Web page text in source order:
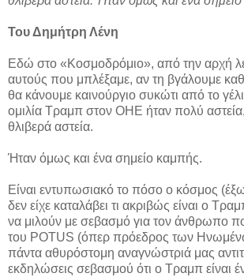
Του Δημήτρη Λένη
Εδώ στο «Κοσμοδρόμιο», από την αρχή
αυτούς που μπλέξαμε, αν τη βγάλουμε
θα κάνουμε καινούργιο συκώτι από το
ομιλία Τραμπ στον ΟΗΕ ήταν πολύ
θλιβερά αστεία.
Ήταν όμως και ένα σημείο καμπής.
Είναι εντυπωσιακό το πόσο ο κόσμος
δεν είχε καταλάβει τι ακριβώς είναι ο
να μιλούν με σεβασμό για τον άνθρωπο
του POTUS (όπερ πρόεδρος των
πάντα αθυρόστομη αναγνώστριά μας
εκδηλώσεις σεβασμού ότι ο Τραμπ είναι